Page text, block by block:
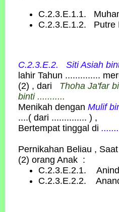
C.2.3.E.1.1.
C.2.3.E.1.2. Putre
C.2.3.E.2. Siti Asiah
lahir Tahun ..............
(2) , dari Thoha Ja'far
binti ...........
Menikah dengan Mulif
....( dari .............. ) ,
Bertempat tinggal di
Pernikahan Beliau ,
(2) orang Anak :
C.2.3.E.2.1.
C.2.3.E.2.2.